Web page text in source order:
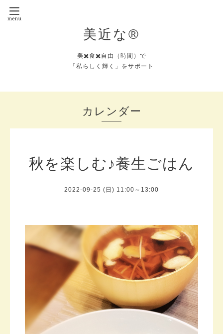
美近な®︎
美✖️食✖️自由（時間）で
「私らしく輝く」をサポート
カレンダー
秋を楽しむ♪養生ごはん
2022-09-25 (日) 11:00～13:00